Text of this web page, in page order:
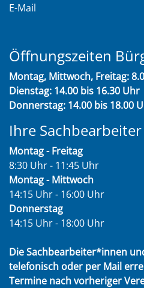
E-Mail
Öffnungszeiten
Montag, Mittwoch, Freitag:
Dienstag: 14.00 bis 16.30 Uhr
Donnerstag: 14.00 bis 18.00
Ihre
Montag - Freitag
8:30 Uhr - 11:45 Uhr
Montag - Mittwoch
14:15 Uhr - 16:00 Uhr
Donnerstag
14:15 Uhr - 18:00 Uhr
Die Sachbearbeiter*innen
telefonisch oder per Mail
Termine nach vorheriger